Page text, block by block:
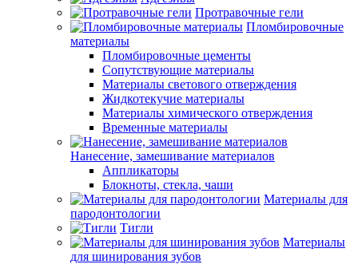
Протравочные гели
Пломбировочные
материалы
Пломбировочные цементы
Сопутствующие материалы
Материалы светового отверждения
Жидкотекучие материалы
Материалы химического отверждения
Временные материалы
Нанесение, замешивание материалов
Аппликаторы
Блокноты, стекла, чаши
Материалы для
пародонтологии
Тигли
Материалы
для шинирования зубов